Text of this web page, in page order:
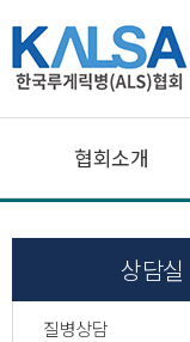
협회소개
상담실
질병상담